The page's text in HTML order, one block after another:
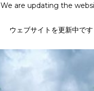
We are updating the
ウェブサイトを更新中です